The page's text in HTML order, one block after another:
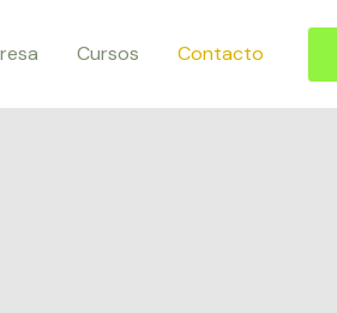
Cursos Contacto